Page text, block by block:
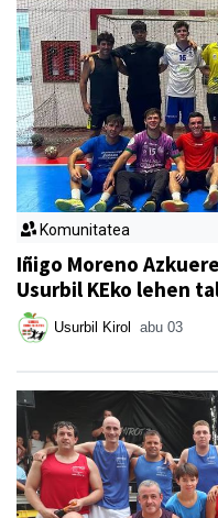
Komunitatea
Iñigo Moreno
Usurbil KEko lehen
Usurbil Kirol abu 03